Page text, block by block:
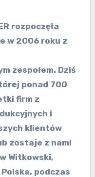
w 2006 roku z
zespołem. Dziś
ponad 700
firm z
i
klientów
zostaje z nami
Witkowski,
Polska, podczas